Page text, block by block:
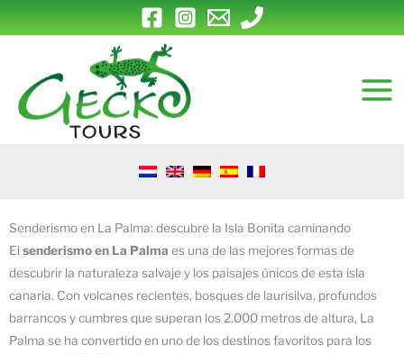
al
Senderismo en La Palma: descubre la Isla Bonita caminando
Elsenderismo en La Palma es una de las mejores formas de
descubrir la naturaleza salvaje y los paisajes únicos de esta isla
canaria. Con volcanes recientes, bosques de laurisilva, profundos
barrancos y cumbres que superan los 2.000 metros de altura, La
Palma se ha convertido en uno de los destinos favoritos para los